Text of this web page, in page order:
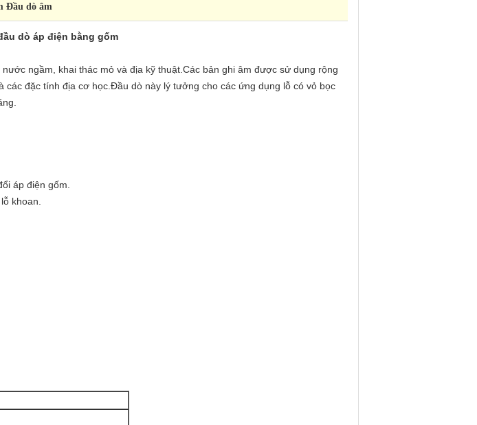
Đầu dò âm
dò áp điện bằng gốm
ngầm, khai thác mỏ và địa kỹ thuật.Các bản ghi âm được sử dụng rộng
đặc tính địa cơ học.Đầu dò này lý tưởng cho các ứng dụng lỗ có vỏ bọc
áp điện gốm.
khoan.